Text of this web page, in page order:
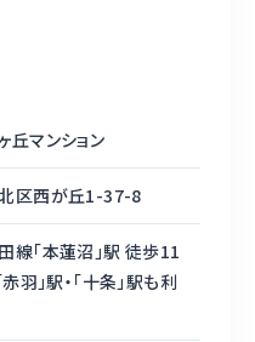
丘マンション
区西が丘1-37-8
線「本蓮沼」駅 徒歩11
赤羽」駅・「十条」駅も利